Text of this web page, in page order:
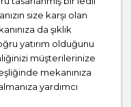
size karşı olan
da şıklık
yatırım olduğunu
müşterilerinize
mekanınıza
yardımcı